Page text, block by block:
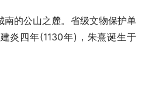
的公山之麓。省级文物保护单
炎四年(1130年)，朱熹诞生于